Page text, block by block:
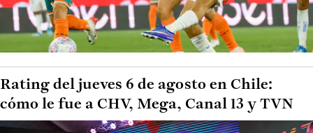
Rating del jueves 6 de agosto en Chile:
cómo le fue a CHV, Mega, Canal 13 y TVN